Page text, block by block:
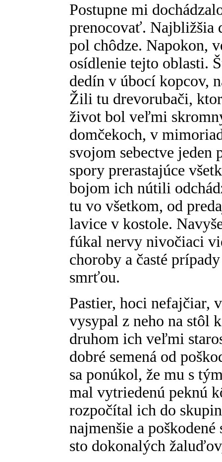
Postupne mi
prenocovať. Najbližšia
pol chôdze. Napokon,
osídlenie tejto oblasti.
dedín v úbocí kopcov,
Žili tu drevorubači,
život bol veľmi
domčekoch, v
svojom sebectve jeden
spory prerastajúce
bojom ich nútili
tu vo všetkom, od
lavice v kostole.
fúkal nervy nivočiaci
choroby a časté
smrťou.
Pastier, hoci nefajčiar,
vysypal z neho na stôl
druhom ich veľmi
dobré semená od
sa ponúkol, že mu s
mal vytriedenú peknú
rozpočítal ich do
najmenšie a
sto dokonalých